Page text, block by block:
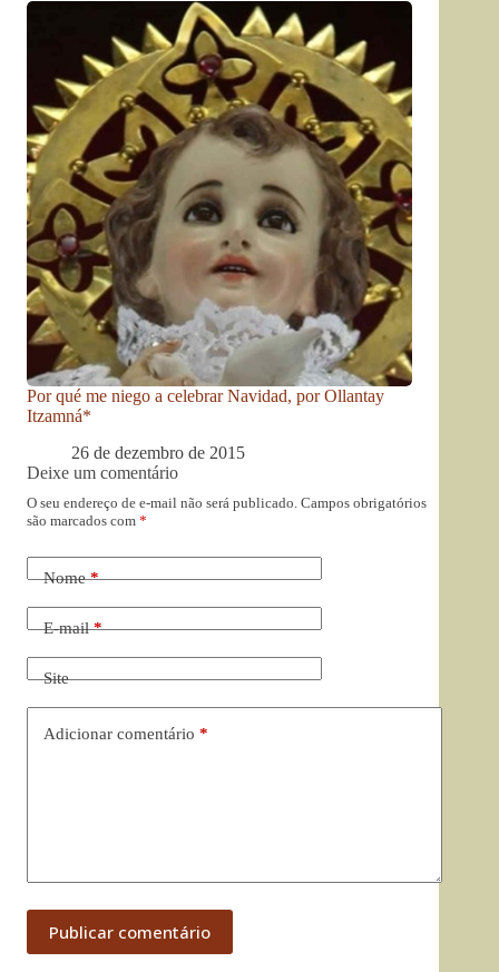
Por qué me niego a celebrar Navidad, por Ollantay
Itzamná*
26 de dezembro de 2015
Deixe um comentário
O seu endereço de e-mail não será publicado. Campos obrigatórios
são marcados com *
Nome*
E-mail*
Site
Adicionar comentário *
Publicar comentário